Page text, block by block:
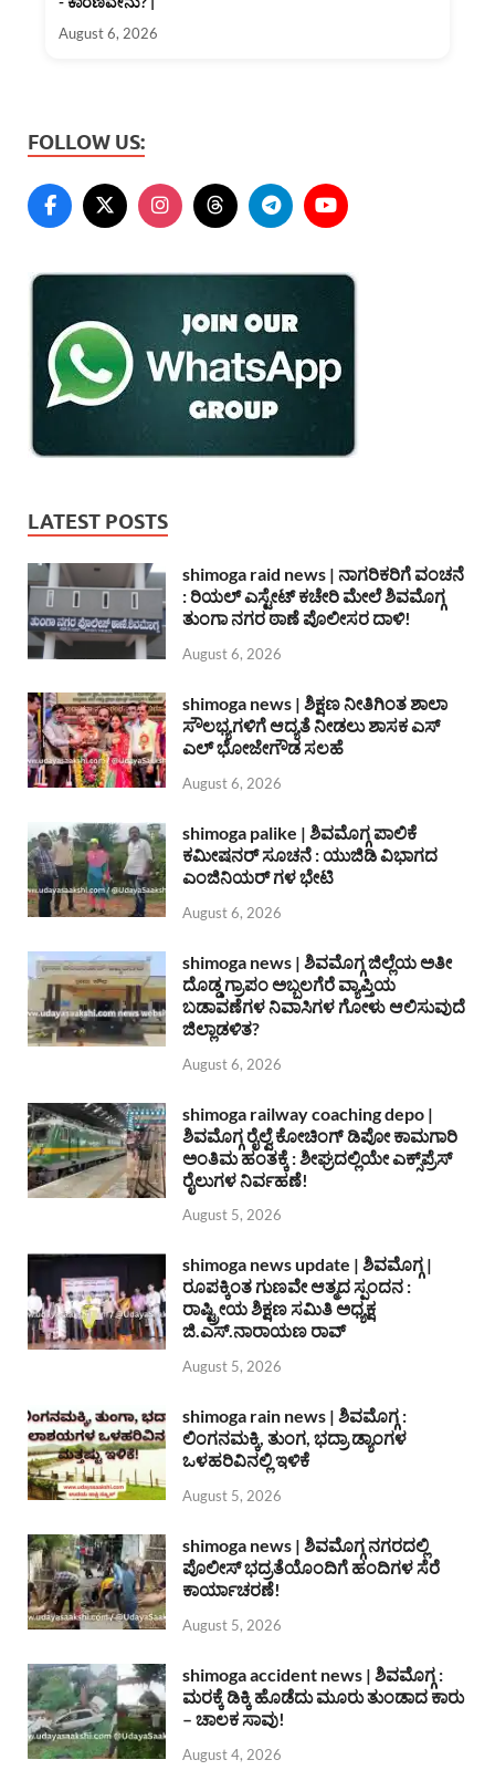
August 6, 2026
FOLLOW US:
LATEST POSTS
shimoga raid news | ನಾಗರಿಕರಿಗೆ ವಂಚನೆ
: ರಿಯಲ್ ಎಸ್ಟೇಟ್ ಕಚೇರಿ ಮೇಲೆ ಶಿವಮೊಗ್ಗ
ತುಂಗಾ ನಗರ ಠಾಣೆ ಪೊಲೀಸರ ದಾಳಿ!
August 6, 2026
shimoga news | ಶಿಕ್ಷಣ ನೀತಿಗಿಂತ ಶಾಲಾ
ಸೌಲಭ್ಯಗಳಿಗೆ ಆದ್ಯತೆ ನೀಡಲು ಶಾಸಕ ಎಸ್
ಎಲ್ ಭೋಜೇಗೌಡ ಸಲಹೆ
August 6, 2026
shimoga palike | ಶಿವಮೊಗ್ಗ ಪಾಲಿಕೆ
ಕಮೀಷನರ್ ಸೂಚನೆ : ಯುಜಿಡಿ ವಿಭಾಗದ
ಎಂಜಿನಿಯರ್ ಗಳ ಭೇಟಿ
August 6, 2026
shimoga news | ಶಿವಮೊಗ್ಗ ಜಿಲ್ಲೆಯ ಅತೀ
ದೊಡ್ಡ ಗ್ರಾಪಂ ಅಬ್ಬಲಗೆರೆ ವ್ಯಾಪ್ತಿಯ
ಬಡಾವಣೆಗಳ ನಿವಾಸಿಗಳ ಗೋಳು ಆಲಿಸುವುದೆ
ಜಿಲ್ಲಾಡಳಿತ?
August 6, 2026
shimoga railway coaching depo |
ಶಿವಮೊಗ್ಗ ರೈಲ್ವೆ ಕೋಚಿಂಗ್ ಡಿಪೋ ಕಾಮಗಾರಿ
ಅಂತಿಮ ಹಂತಕ್ಕೆ : ಶೀಘ್ರದಲ್ಲಿಯೇ ಎಕ್ಸ್‌ಪ್ರೆಸ್
ರೈಲುಗಳ ನಿರ್ವಹಣೆ!
August 5, 2026
shimoga news update | ಶಿವಮೊಗ್ಗ |
ರೂಪಕ್ಕಿಂತ ಗುಣವೇ ಆತ್ಮದ ಸ್ಪಂದನ :
ರಾಷ್ಟ್ರೀಯ ಶಿಕ್ಷಣ ಸಮಿತಿ ಅಧ್ಯಕ್ಷ
ಜಿ.ಎಸ್.ನಾರಾಯಣ ರಾವ್
August 5, 2026
shimoga rain news | ಶಿವಮೊಗ್ಗ :
ಲಿಂಗನಮಕ್ಕಿ, ತುಂಗ, ಭದ್ರಾ ಡ್ಯಾಂಗಳ
ಒಳಹರಿವಿನಲ್ಲಿ ಇಳಿಕೆ
August 5, 2026
shimoga news | ಶಿವಮೊಗ್ಗ ನಗರದಲ್ಲಿ
ಪೊಲೀಸ್ ಭದ್ರತೆಯೊಂದಿಗೆ ಹಂದಿಗಳ ಸೆರೆ
ಕಾರ್ಯಾಚರಣೆ!
August 5, 2026
shimoga accident news | ಶಿವಮೊಗ್ಗ :
ಮರಕ್ಕೆ ಡಿಕ್ಕಿ ಹೊಡೆದು ಮೂರು ತುಂಡಾದ ಕಾರು
– ಚಾಲಕ ಸಾವು!
August 4, 2026